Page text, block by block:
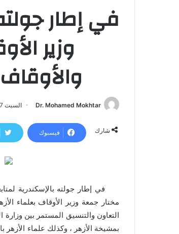
في إطار
وزير
Dr. Mohamed Mokhtar السبت 27 شوال 1435هـ - 23 أغسطس 2014م | 2:31 ص
شارك فيسبوك
مختار جمعة وزير الأوقاف بعلماء
التعاون والتنسيق المستمر بين وزارة
بمشيخة الأزهر ، وكذلك علماء الأزهر